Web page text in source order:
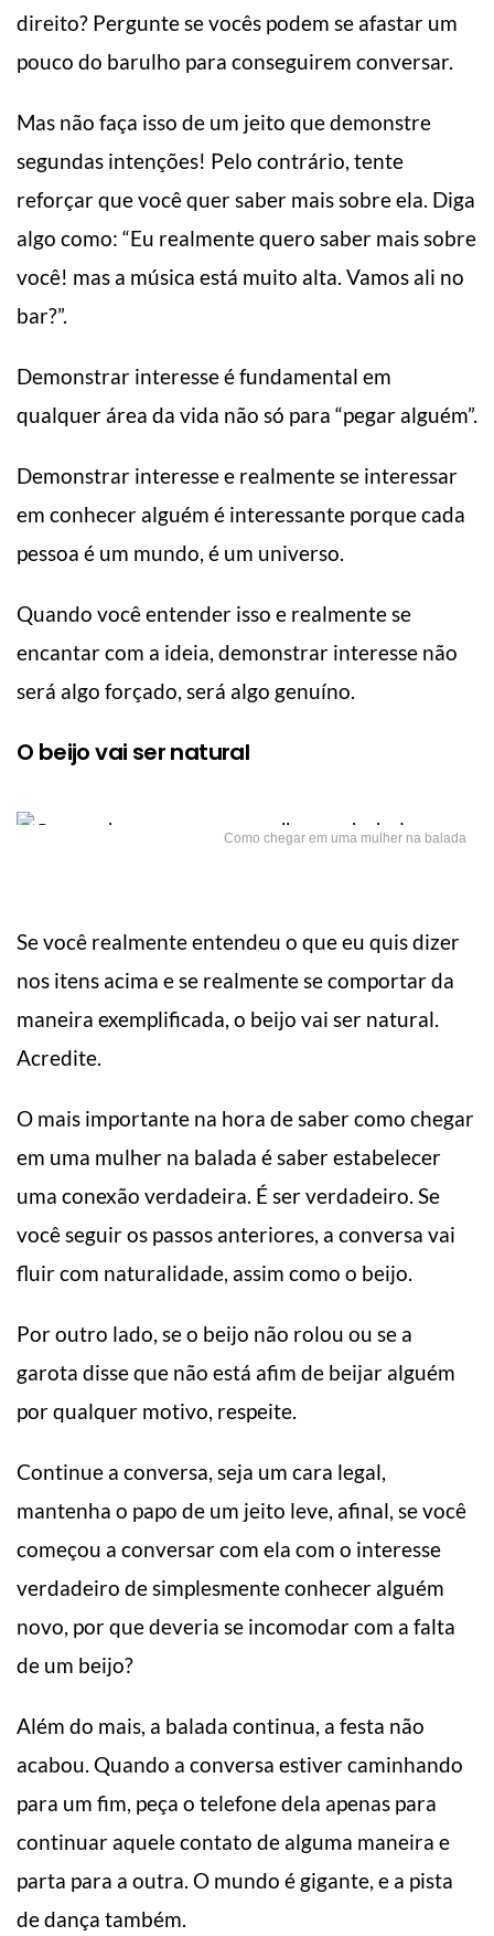
direito? Pergunte se vocês podem se afastar um
pouco do barulho para conseguirem conversar.
Mas não faça isso de um jeito que demonstre
segundas intenções! Pelo contrário, tente
reforçar que você quer saber mais sobre ela. Diga
algo como: “Eu realmente quero saber mais sobre
você! mas a música está muito alta. Vamos ali no
bar?”.
Demonstrar interesse é fundamental em
qualquer área da vida não só para “pegar alguém”.
Demonstrar interesse e realmente se interessar
em conhecer alguém é interessante porque cada
pessoa é um mundo, é um universo.
Quando você entender isso e realmente se
encantar com a ideia, demonstrar interesse não
será algo forçado, será algo genuíno.
O beijo vai ser natural
Como chegar em uma mulher na balada
Se você realmente entendeu o que eu quis dizer
nos itens acima e se realmente se comportar da
maneira exemplificada, o beijo vai ser natural.
Acredite.
O mais importante na hora de saber como chegar
em uma mulher na balada é saber estabelecer
uma conexão verdadeira. É ser verdadeiro. Se
você seguir os passos anteriores, a conversa vai
fluir com naturalidade, assim como o beijo.
Por outro lado, se o beijo não rolou ou se a
garota disse que não está afim de beijar alguém
por qualquer motivo, respeite.
Continue a conversa, seja um cara legal,
mantenha o papo de um jeito leve, afinal, se você
começou a conversar com ela com o interesse
verdadeiro de simplesmente conhecer alguém
novo, por que deveria se incomodar com a falta
de um beijo?
Além do mais, a balada continua, a festa não
acabou. Quando a conversa estiver caminhando
para um fim, peça o telefone dela apenas para
continuar aquele contato de alguma maneira e
parta para a outra. O mundo é gigante, e a pista
de dança também.